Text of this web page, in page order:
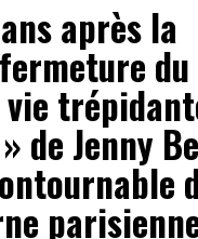
après la
du
vie
de Jenny